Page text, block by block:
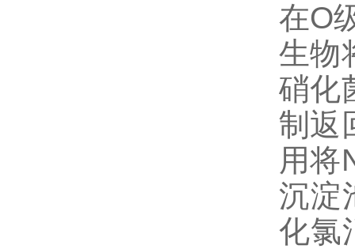
在O
生物
硝化
制返
用将
沉淀
化氯